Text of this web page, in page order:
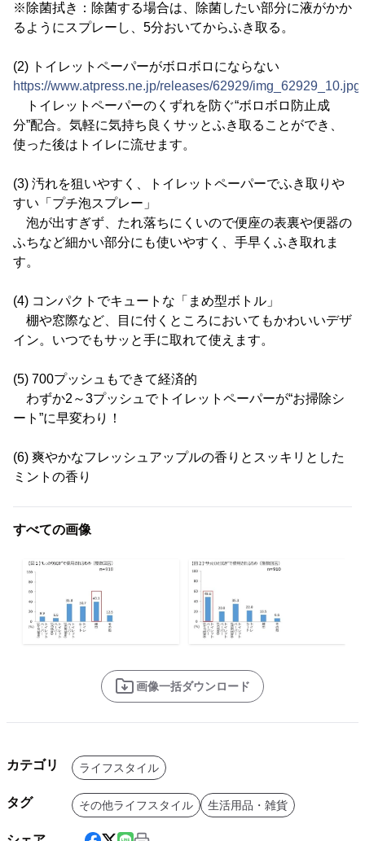
※除菌拭き：除菌する場合は、除菌したい部分に液がかか
るようにスプレーし、5分おいてからふき取る。
(2) トイレットペーパーがボロボロにならない
https://www.atpress.ne.jp/releases/62929/img_62929_10.jpg
トイレットペーパーのくずれを防ぐ“ボロボロ防止成
分”配合。気軽に気持ち良くサッとふき取ることができ、
使った後はトイレに流せます。
(3) 汚れを狙いやすく、トイレットペーパーでふき取りや
すい「プチ泡スプレー」
泡が出すぎず、たれ落ちにくいので便座の表裏や便器の
ふちなど細かい部分にも使いやすく、手早くふき取れま
す。
(4) コンパクトでキュートな「まめ型ボトル」
棚や窓際など、目に付くところにおいてもかわいいデザ
イン。いつでもサッと手に取れて使えます。
(5) 700プッシュもできて経済的
わずか2～3プッシュでトイレットペーパーが“お掃除シ
ート”に早変わり！
(6) 爽やかなフレッシュアップルの香りとスッキリとした
ミントの香り
すべての画像
画像一括ダウンロード
カテゴリ ライフスタイル
タグ その他ライフスタイル 生活用品・雑貨